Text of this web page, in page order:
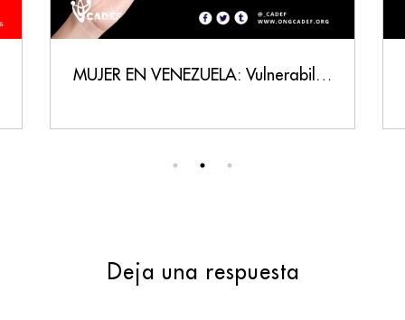
MUJER EN VENEZUELA: Vulnerabilidad, Persecución y un Llamado a la Justicia
Deja una respuesta